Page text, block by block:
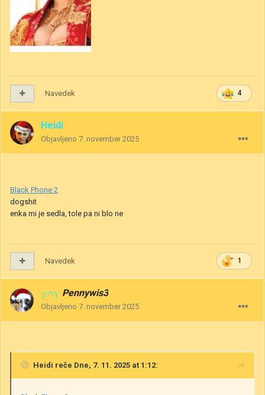
4
Navedek
Heidi
Objavljeno 7. november 2025
Black Phone 2
dogshit
enka mi je sedla, tole pa ni blo ne
1
Navedek
╭∩╮ Pennywis3
Objavljeno 7. november 2025
Heidi reče Dne, 7. 11. 2025 at 1:12: